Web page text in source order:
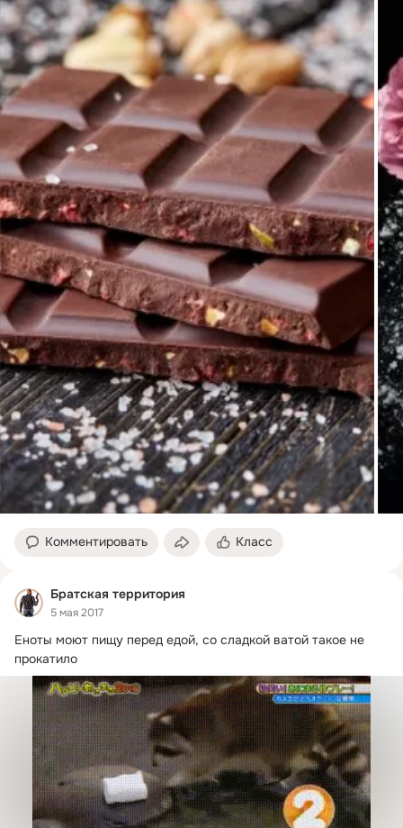
Комментировать Класс
Братская территория
5 мая 2017
Еноты моют пищу перед едой, со сладкой ватой такое не
прокатило